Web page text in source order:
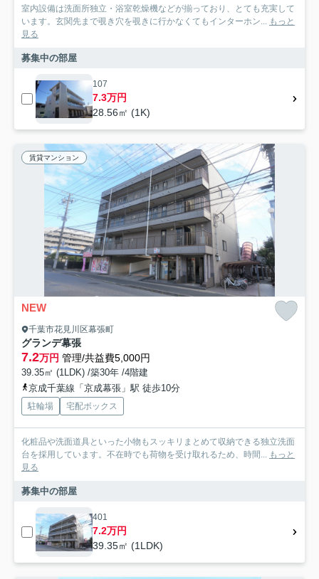
室内設備は洗面所独立・浴室乾燥機などが揃っており、とても充実して
います。玄関先まで覗き穴を覗きに行かなくてもインターホン... もっと
見る
募集中の部屋
107
7.3万円
28.56㎡ (1K)
賃貸マンション
NEW
千葉市花見川区幕張町
グランデ幕張
7.2万円 管理/共益費5,000円
39.35㎡ (1LDK) /築30年 /4階建
京成千葉線「京成幕張」駅 徒歩10分
駐輪場 宅配ボックス
化粧品や洗面道具といった小物もスッキリまとめて収納できる独立洗面
台を採用しています。不在時でも荷物を受け取れるため、時間... もっと
見る
募集中の部屋
401
7.2万円
39.35㎡ (1LDK)